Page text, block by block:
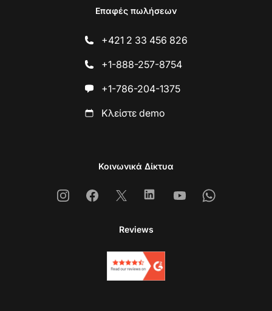
Επαφές πωλήσεων
+421 2 33 456 826
+1-888-257-8754
+1-786-204-1375
Κλείστε demo
Κοινωνικά Δίκτυα
InstagramFacebook
X LinkedinYoutubeWhatsapp
Reviews